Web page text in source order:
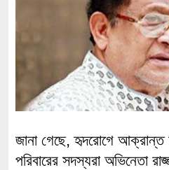
জানা গেছে, হৃদরোগে আক্রান্ত
পরিবারের সদস্যরা অভিনেতা